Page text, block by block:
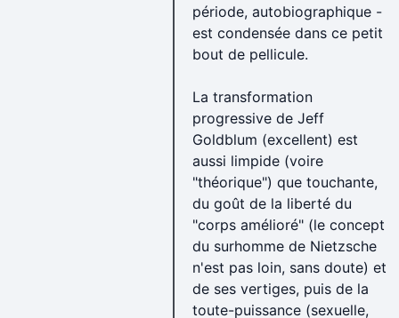
période, autobiographique -
est condensée dans ce petit
bout de pellicule.
La transformation
progressive de Jeff
Goldblum (excellent) est
aussi limpide (voire
"théorique") que touchante,
du goût de la liberté du
"corps amélioré" (le concept
du surhomme de Nietzsche
n'est pas loin, sans doute) et
de ses vertiges, puis de la
toute-puissance (sexuelle,